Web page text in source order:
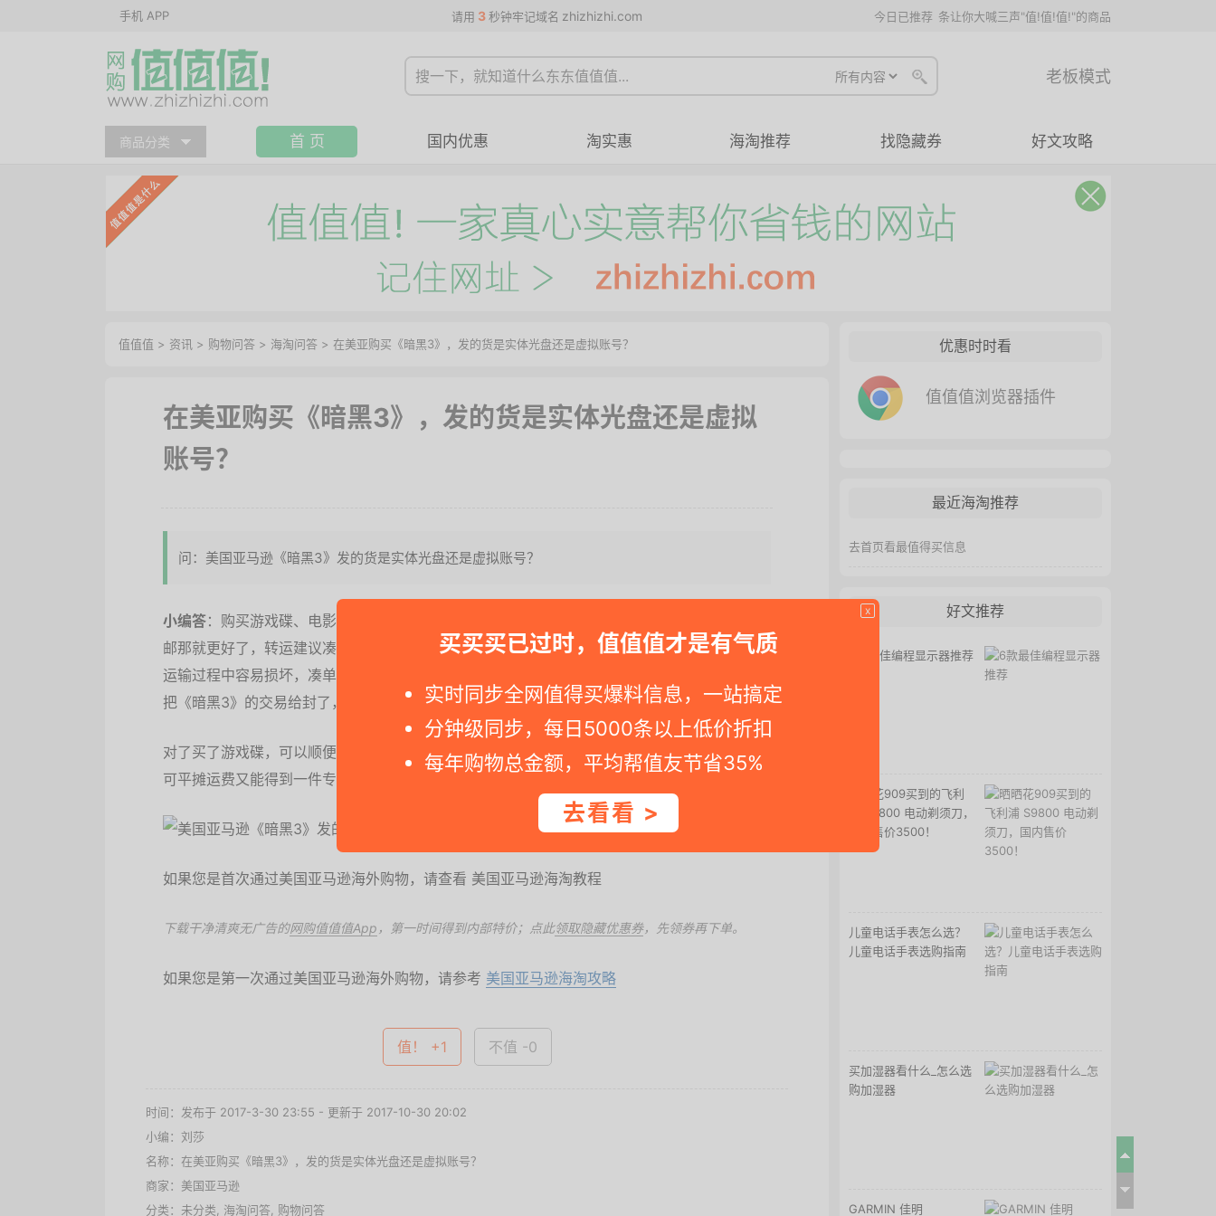
手机 APP 请用 3 秒钟牢记域名 zhizhizhi.com 今日已推荐 条让你大喊三声"值!值!值!"的商品
老板模式
商品分类 首 页 国内优惠 淘实惠 海淘推荐 找隐藏券 好文攻略
x
买买买已过时，值值值才是有气质
实时同步全网值得买爆料信息，一站搞定
分钟级同步，每日5000条以上低价折扣
每年购物总金额，平均帮值友节省35%
去看看 >
值值值 > 资讯 > 购物问答 > 海淘问答 > 在美亚购买《暗黑3》，发的货是实体光盘还是虚拟账号？
在美亚购买《暗黑3》，发的货是实体光盘还是虚拟
账号？
问：美国亚马逊《暗黑3》发的货是实体光盘还是虚拟账号？
小编答：购买游戏碟、电影碟之类的都是发的是实物，不是虚拟账号，需要走转运，如果可以直
邮那就更好了，转运建议凑单购买，因为产品体积小而且轻，单独运回一个运费不划算，再一个
运输过程中容易损坏，凑单夹杂在其它商品中间，受损几率小而且可以平摊运费。据说淘宝已经
把《暗黑3》的交易给封了，选择海淘还不错。
对了买了游戏碟，可以顺便入手这款SteelSeries《暗黑破坏神3》激光游戏鼠标，相得益彰，既
可平摊运费又能得到一件专属的游戏设备。
如果您是首次通过美国亚马逊海外购物，请查看 美国亚马逊海淘教程
下载干净清爽无广告的网购值值值App ，第一时间得到内部特价；点此领取隐藏优惠券，先领券再下单。
如果您是第一次通过美国亚马逊海外购物，请参考 美国亚马逊海淘攻略
值！ +1 不值 -0
时间：发布于 2017-3-30 23:55 - 更新于 2017-10-30 20:02
小编：刘莎
名称： 在美亚购买《暗黑3》，发的货是实体光盘还是虚拟账号？
商家： 美国亚马逊
分类：未分类, 海淘问答 购物问答
优惠时时看
值值值浏览器插件
最近海淘推荐
去首页看最值得买信息
好文推荐
6款最佳编程显示器推荐
晒晒花909买到的飞利
浦 S9800 电动剃须刀，
国内售价3500！
儿童电话手表怎么选？
儿童电话手表选购指南
买加湿器看什么_怎么选
购加湿器
GARMIN 佳明